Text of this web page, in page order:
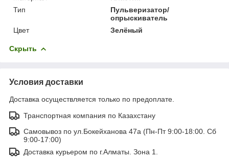
Тип
Пульверизатор/
опрыскиватель
Цвет
Зелёный
Скрыть
Условия доставки
Доставка осуществляется только по предоплате.
Транспортная компания по Казахстану
Самовывоз по ул.Бокейханова 47а (Пн-Пт 9:00-18:00. Сб
9:00-17:00)
Доставка курьером по г.Алматы. Зона 1.